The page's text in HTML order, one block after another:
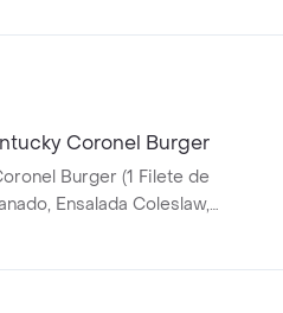
Coronel Burger
Burger (1 Filete de